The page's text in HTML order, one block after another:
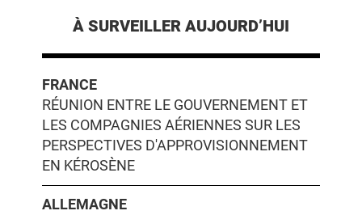
À SURVEILLER AUJOURD’HUI
FRANCE
RÉUNION ENTRE LE GOUVERNEMENT ET
LES COMPAGNIES AÉRIENNES SUR LES
PERSPECTIVES D'APPROVISIONNEMENT
EN KÉROSÈNE
ALLEMAGNE